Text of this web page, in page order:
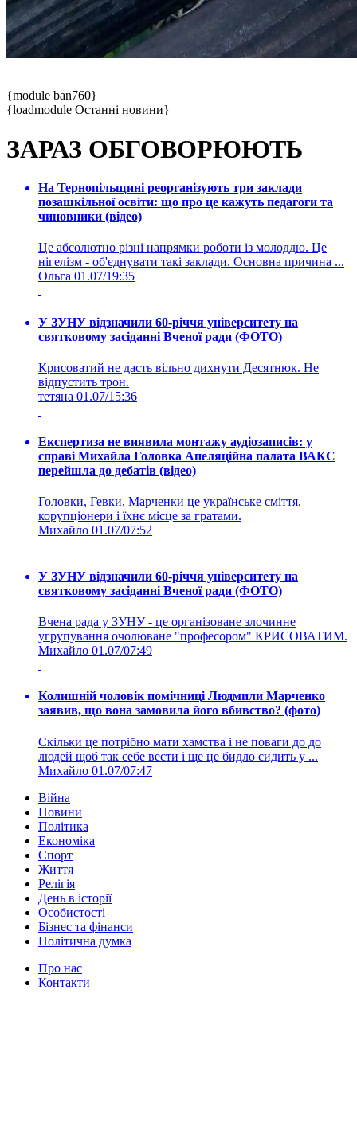
{module ban760}
{loadmodule Останні новини}
ЗАРАЗ ОБГОВОРЮЮТЬ
На Тернопільщині реорганізують три заклади
позашкільної освіти: що про це кажуть педагоги та
чиновники (відео)
Це абсолютно різні напрямки роботи із молоддю. Це
нігелізм - об'єднувати такі заклади. Основна причина ...
Ольга 01.07/19:35
У ЗУНУ відзначили 60-річчя університету на
святковому засіданні Вченої ради (ФОТО)
Крисоватий не дасть вільно дихнути Десятнюк. Не
відпустить трон.
тетяна 01.07/15:36
Експертиза не виявила монтажу аудіозаписів: у
справі Михайла Головка Апеляційна палата ВАКС
перейшла до дебатів (відео)
Головки, Гевки, Марченки це українське сміття,
корупціонери і їхнє місце за гратами.
Михайло 01.07/07:52
У ЗУНУ відзначили 60-річчя університету на
святковому засіданні Вченої ради (ФОТО)
Вчена рада у ЗУНУ - це організоване злочинне
угрупування очолюване "професором" КРИСОВАТИМ.
Михайло 01.07/07:49
Колишній чоловік помічниці Людмили Марченко
заявив, що вона замовила його вбивство? (фото)
Скільки це потрібно мати хамства і не поваги до до
людей щоб так себе вести і ще це бидло сидить у ...
Михайло 01.07/07:47
Війна
Новини
Політика
Економіка
Спорт
Життя
Релігія
День в історії
Особистості
Бізнес та фінанси
Політична думка
Про нас
Контакти